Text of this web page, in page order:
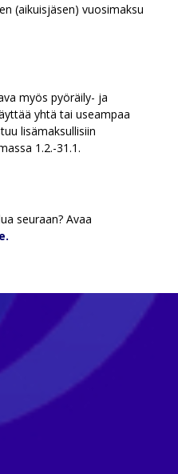
(aikuisjäsen) vuosimaksu
myös pyöräily- ja
yhtä tai useampaa
lisämaksullisiin
1.2.-31.1.
seuraan? Avaa